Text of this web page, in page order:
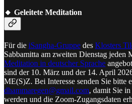
🔸 Geleitete Meditation
Für die iSangha-Gruppe des Klosters
Sabbamitta am zweiten Dienstag jeden
Meditation in deutscher Sprache
sind der 10. März und der 14. April
ME(S)Z. Bei Interesse senden Sie bitte
dhammaregen@gmail.com, damit Sie
werden und die Zoom-Zugangsdaten